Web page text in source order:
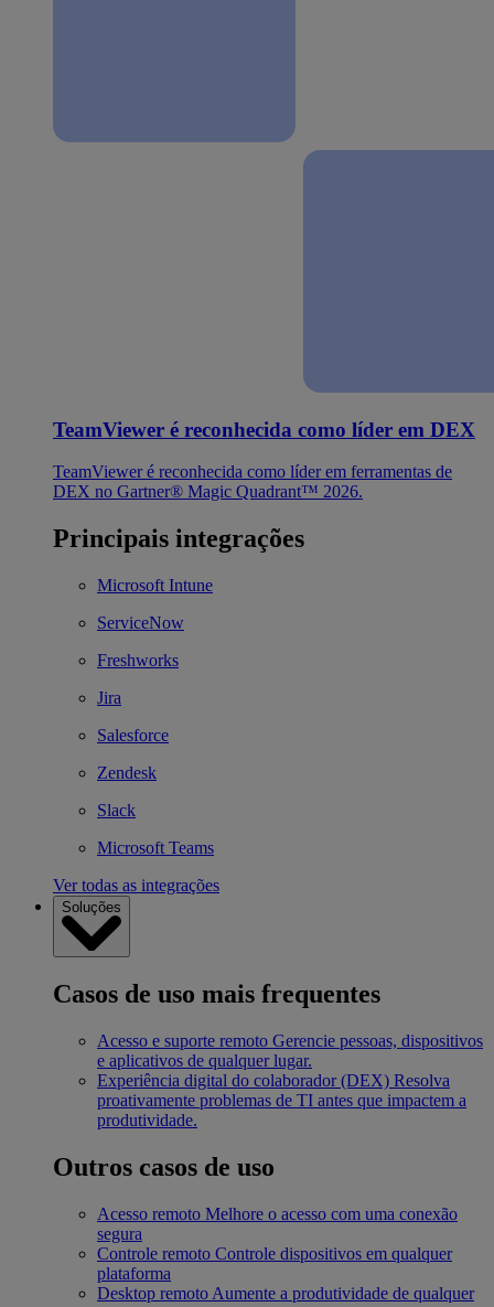
TeamViewer é reconhecida como líder em DEX
TeamViewer é reconhecida como líder em ferramentas de
DEX no Gartner® Magic Quadrant™ 2026.
Principais integrações
Microsoft Intune
ServiceNow
Freshworks
Jira
Salesforce
Zendesk
Slack
Microsoft Teams
Ver todas as integrações
Soluções
Casos de uso mais frequentes
Acesso e suporte remoto Gerencie pessoas, dispositivos
e aplicativos de qualquer lugar.
Experiência digital do colaborador (DEX) Resolva
proativamente problemas de TI antes que impactem a
produtividade.
Outros casos de uso
Acesso remoto Melhore o acesso com uma conexão
segura
Controle remoto Controle dispositivos em qualquer
plataforma
Desktop remoto Aumente a produtividade de qualquer